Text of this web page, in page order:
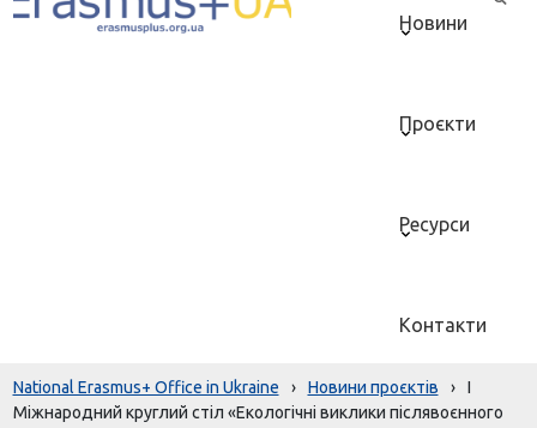
Новини
Проєкти
Ресурси
Контакти
National Erasmus+ Office in Ukraine › Новини проєктів ›
I
Міжнародний круглий стіл «Екологічні виклики післявоєнного